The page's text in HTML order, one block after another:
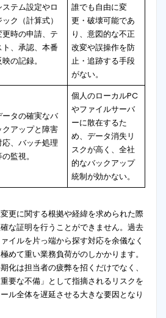
ステム設定やロ
ック（計算式）
更時の申請、テ
ト、承認、本番
映の記録。
誰でも自由に変
更・破壊可能であ
り、意図的な不正
改変や誤操作を防
止・追跡する手段
がない。
ータの確実なバ
クアップと障害
応、バッチ処理
の監視。
個人のローカルPC
やファイルサーバ
ーに散在するた
め、データ消失リ
スクが高く、全社
的なバックアップ
統制が効かない。
更に関する根拠や経緯を求められた際
な証明を行うことができません。過去
イルを片っ端から探す対応を余儀なく
めて重い業務負荷がのしかかります。
化は担当者の疲弊を招くだけでなく、
要な不備」として指摘されるリスクを
ル全体を遅延させる大きな要因となり